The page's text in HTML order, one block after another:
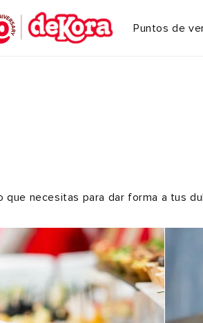
Puntos de
necesitas para dar forma a tus